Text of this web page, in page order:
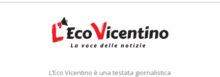
L’Eco Vicentino è una testata giornalistica